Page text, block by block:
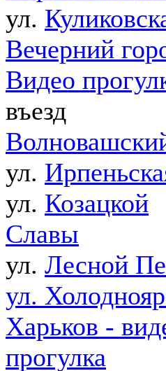
ул.
Вечерний
Видео
въезд
ул.
ул. Козацкой
Славы
ул. Лесной
ул.
Харьков -
прогулка